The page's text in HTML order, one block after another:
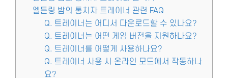
엘든링 밤의 통치자 트레이너 관련 FAQ
Q. 트레이너는 어디서 다운로드할 수 있나요?
Q. 트레이너는 어떤 게임 버전을 지원하나요?
Q. 트레이너를 어떻게 사용하나요?
Q. 트레이너 사용 시 온라인 모드에서 작동하나
요?